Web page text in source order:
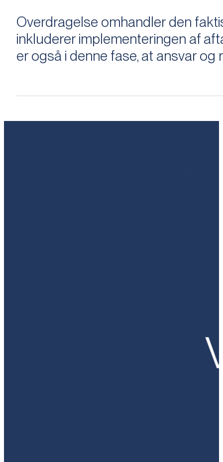
Overdragelse omhandler den
inkluderer implementeringen af
er også i denne fase, at ansvar